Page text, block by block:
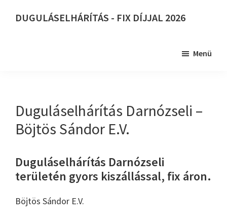
DUGULÁSELHÁRÍTÁS - FIX DÍJJAL 2026
Menü
Duguláselhárítás Darnózseli –
Böjtös Sándor E.V.
Duguláselhárítás Darnózseli
területén gyors kiszállással, fix áron.
Böjtös Sándor E.V.